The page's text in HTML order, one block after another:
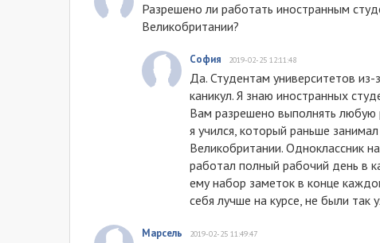
Разрешено ли работать иностранным
Великобритании?
София 2019-02-25 12:11:48
Да. Студентам университетов
каникул. Я знаю иностранных
Вам разрешено выполнять любую
я учился, который раньше
Великобритании. Одноклассник
работал полный рабочий день в
ему набор заметок в конце
себя лучше на курсе, не были так
Марсель 2019-02-25 11:49:47